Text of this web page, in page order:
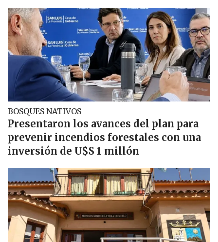
BOSQUES NATIVOS
Presentaron los avances del plan para
prevenir incendios forestales con una
inversión de U$S 1 millón